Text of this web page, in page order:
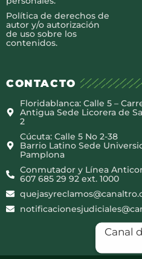
Política de derechos de
autor y/o autorización
de uso sobre los
contenidos.
CONTACTO
Floridablanca: Calle 5 –
Antigua Sede Licorera de
2
Cúcuta: Calle 5 No 2-38
Barrio Latino Sede
Pamplona
Conmutador y Línea
607 685 29 92 ext. 1000
Canal